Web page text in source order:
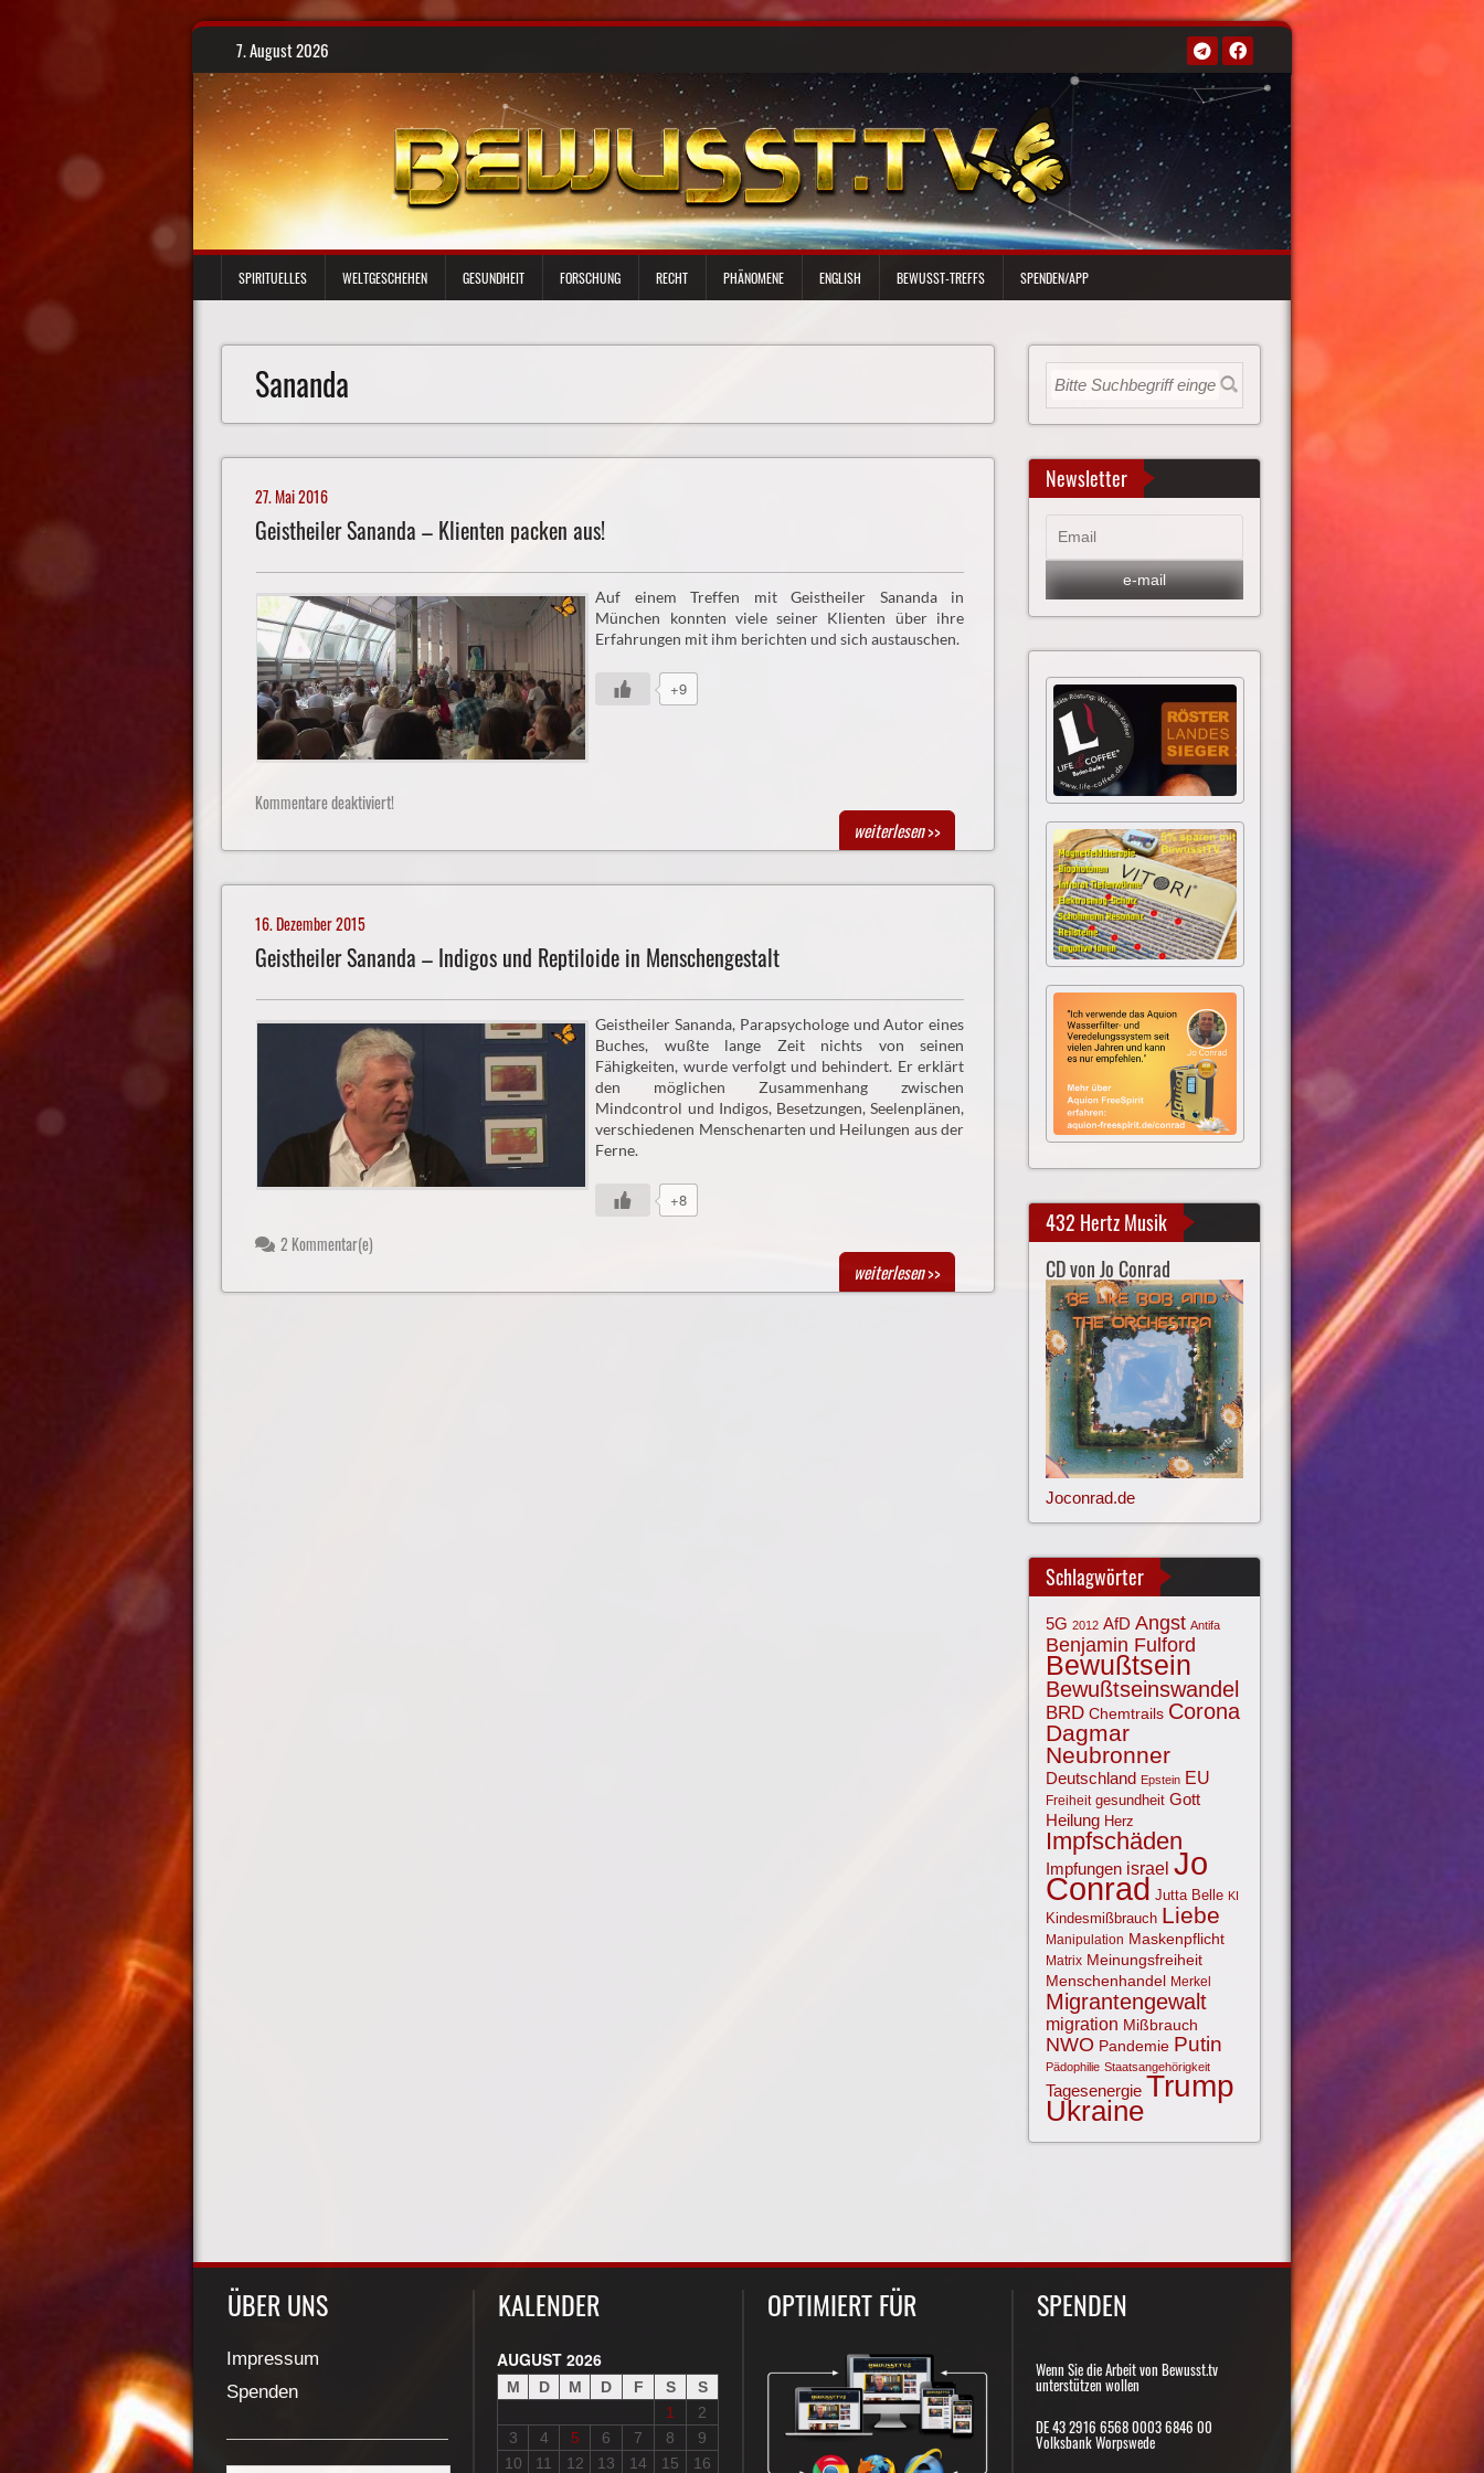
Skip
content
7. August 2026
SPIRITUELLES WELTGESCHEHEN GESUNDHEIT FORSCHUNG RECHT PHÄNOMENE ENGLISH BEWUSST-TREFFS SPENDEN/APP
Sananda
27. Mai 2016
Geistheiler Sananda – Klienten packen aus!
Auf einem Treffen mit Geistheiler Sananda in
München konnten viele seiner Klienten über ihre
Erfahrungen mit ihm berichten und sich austauschen.
+9
Kommentare deaktiviert!
weiterlesen>>
16. Dezember 2015
Geistheiler Sananda – Indigos und Reptiloide in Menschengestalt
Geistheiler Sananda, Parapsychologe und Autor eines
Buches, wußte lange Zeit nichts von seinen
Fähigkeiten, wurde verfolgt und behindert. Er erklärt
den möglichen Zusammenhang zwischen
Mindcontrol und Indigos, Besetzungen, Seelenplänen,
verschiedenen Menschenarten und Heilungen aus der
Ferne.
+8
2 Kommentar(e)
weiterlesen>>
Newsletter
432 Hertz Musik
CD von Jo Conrad
Joconrad.de
Schlagwörter
5G 2012 AfD Angst Antifa
Benjamin Fulford
Bewußtsein
Bewußtseinswandel
BRD Chemtrails Corona
Dagmar
Neubronner
Deutschland Epstein EU
Freiheit gesundheit Gott
Heilung Herz
Impfschäden
Impfungen israel Jo
Conrad Jutta Belle KI
Kindesmißbrauch Liebe
Manipulation Maskenpflicht
Matrix Meinungsfreiheit
Menschenhandel Merkel
Migrantengewalt
migration Mißbrauch
NWO Pandemie Putin
Pädophilie Staatsangehörigkeit
Tagesenergie Trump
Ukraine
ÜBER UNS
Impressum
Spenden
KALENDER
AUGUST 2026
M D M D F S
S
1
2
3
4 5 6 7 8
9
10
11 12 13 14 15 16
OPTIMIERT FÜR SPENDEN
Wenn Sie die Arbeit von Bewusst.tv
unterstützen wollen
DE 43 2916 6568 0003 6846 00
Volksbank Worpswede